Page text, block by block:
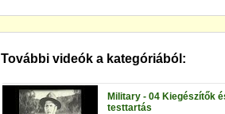
További videók a kategóriából:
Military - 04 Kiegészítők
testtartás